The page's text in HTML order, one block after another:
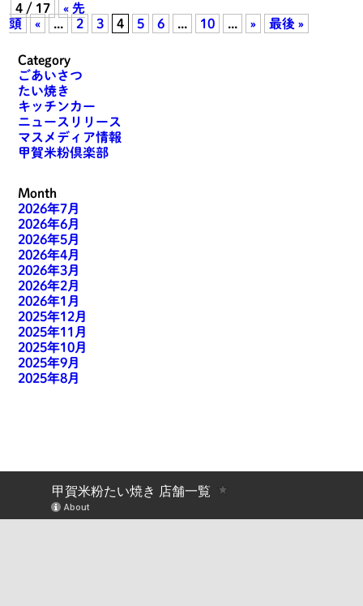
4 / 17
« 先
頭
« ... 2 3 4 5 6 ... 10 ... » 最後 »
Category
ごあいさつ
たい焼き
キッチンカー
ニュースリリース
マスメディア情報
甲賀米粉倶楽部
Month
2026年7月
2026年6月
2026年5月
2026年4月
2026年3月
2026年2月
2026年1月
2025年12月
2025年11月
2025年10月
2025年9月
2025年8月